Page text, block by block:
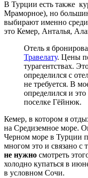
В Турции есть также
Мраморное), но
выбирают именно
это Кемер, Анталья,
Отель я
Травелату. Цены
турагентствах.
определился с
не требуется. В
определился и
поселке Гёйнюк.
Кемер, в котором я
на Средиземное море.
Черном море в Турции
многом это и связано с
не нужно смотреть
холодно купаться в
в условном Сочи.